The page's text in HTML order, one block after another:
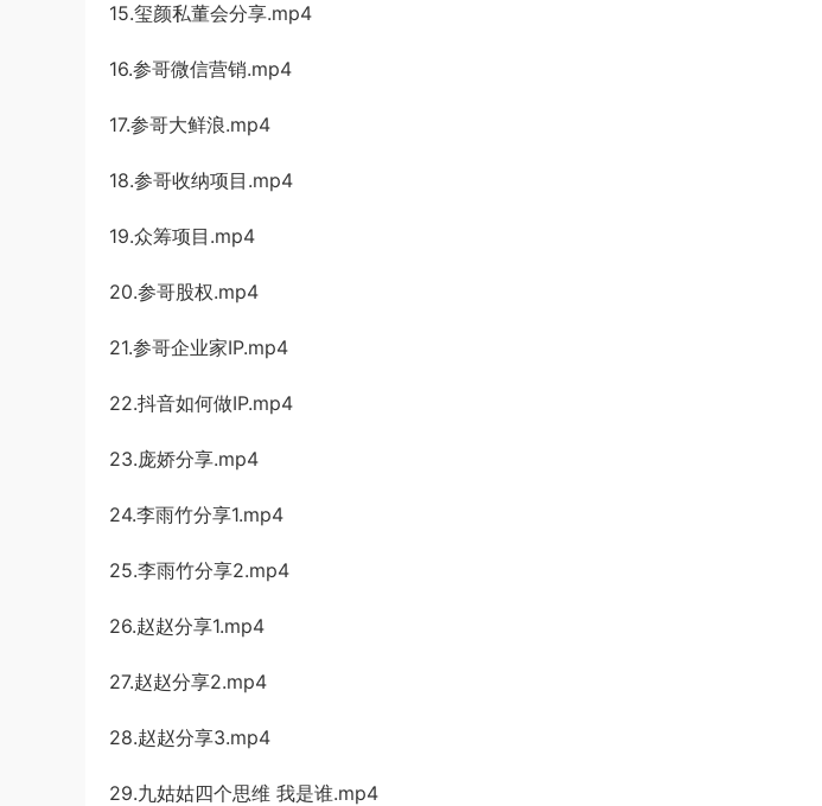
15.玺颜私董会分享.mp4
16.参哥微信营销.mp4
17.参哥大鲜浪.mp4
18.参哥收纳项目.mp4
19.众筹项目.mp4
20.参哥股权.mp4
21.参哥企业家IP.mp4
22.抖音如何做IP.mp4
23.庞娇分享.mp4
24.李雨竹分享1.mp4
25.李雨竹分享2.mp4
26.赵赵分享1.mp4
27.赵赵分享2.mp4
28.赵赵分享3.mp4
29.九姑姑四个思维 我是谁.mp4